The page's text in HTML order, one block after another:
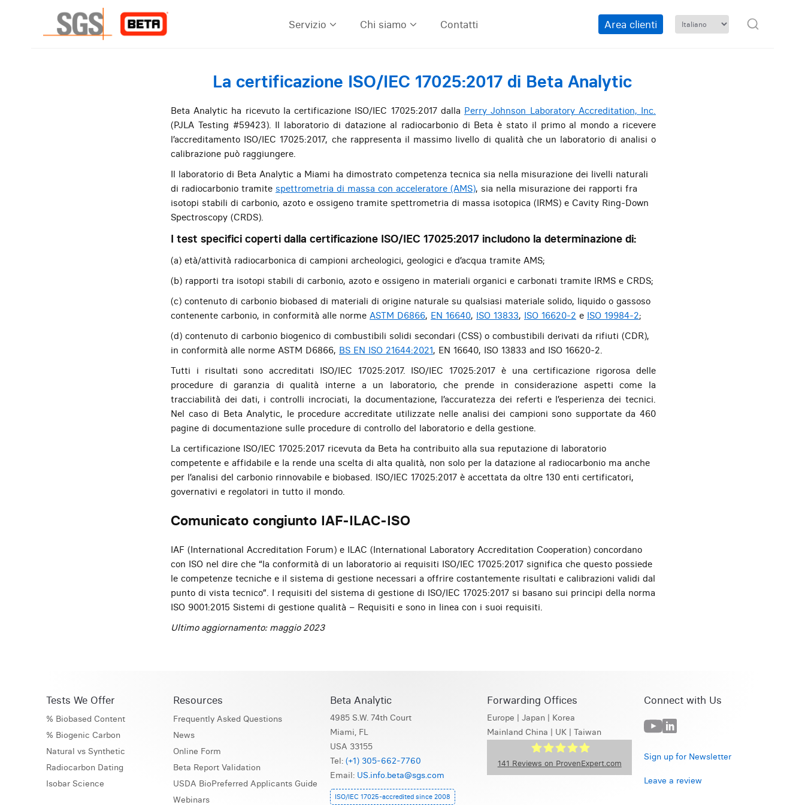
Servizio Chi siamo Contatti Area clienti
La certificazione ISO/IEC 17025:2017 di Beta Analytic
Beta Analytic ha ricevuto la certificazione ISO/IEC 17025:2017 dalla Perry Johnson Laboratory Accreditation, Inc.
(PJLA Testing #59423). Il laboratorio di datazione al radiocarbonio di Beta è stato il primo al mondo a ricevere
l’accreditamento ISO/IEC 17025:2017, che rappresenta il massimo livello di qualità che un laboratorio di analisi o
calibrazione può raggiungere.
Il laboratorio di Beta Analytic a Miami ha dimostrato competenza tecnica sia nella misurazione dei livelli naturali
di radiocarbonio tramite spettrometria di massa con acceleratore (AMS), sia nella misurazione dei rapporti fra
isotopi stabili di carbonio, azoto e ossigeno tramite spettrometria di massa isotopica (IRMS) e Cavity Ring-Down
Spectroscopy (CRDS).
I test specifici coperti dalla certificazione ISO/IEC 17025:2017 includono la determinazione di:
(a) età/attività radiocarbonica di campioni archeologici, geologici e d’acqua tramite AMS;
(b) rapporti tra isotopi stabili di carbonio, azoto e ossigeno in materiali organici e carbonati tramite IRMS e CRDS;
(c) contenuto di carbonio biobased di materiali di origine naturale su qualsiasi materiale solido, liquido o gassoso
contenente carbonio, in conformità alle norme ASTM D6866, EN 16640, ISO 13833, ISO 16620-2 e ISO 19984-2;
(d) contenuto di carbonio biogenico di combustibili solidi secondari (CSS) o combustibili derivati da rifiuti (CDR),
in conformità alle norme ASTM D6866, BS EN ISO 21644:2021, EN 16640, ISO 13833 and ISO 16620-2.
Tutti i risultati sono accreditati ISO/IEC 17025:2017. ISO/IEC 17025:2017 è una certificazione rigorosa delle
procedure di garanzia di qualità interne a un laboratorio, che prende in considerazione aspetti come la
tracciabilità dei dati, i controlli incrociati, la documentazione, l’accuratezza dei referti e l’esperienza dei tecnici.
Nel caso di Beta Analytic, le procedure accreditate utilizzate nelle analisi dei campioni sono supportate da 460
pagine di documentazione sulle procedure di controllo del laboratorio e della gestione.
La certificazione ISO/IEC 17025:2017 ricevuta da Beta ha contribuito alla sua reputazione di laboratorio
competente e affidabile e la rende una scelta di alta qualità, non solo per la datazione al radiocarbonio ma anche
per l’analisi del carbonio rinnovabile e biobased. ISO/IEC 17025:2017 è accettata da oltre 130 enti certificatori,
governativi e regolatori in tutto il mondo.
Comunicato congiunto IAF-ILAC-ISO
IAF (International Accreditation Forum) e ILAC (International Laboratory Accreditation Cooperation) concordano
con ISO nel dire che “la conformità di un laboratorio ai requisiti ISO/IEC 17025:2017 significa che questo possiede
le competenze tecniche e il sistema di gestione necessari a offrire costantemente risultati e calibrazioni validi dal
punto di vista tecnico”. I requisiti del sistema di gestione di ISO/IEC 17025:2017 si basano sui principi della norma
ISO 9001:2015 Sistemi di gestione qualità – Requisiti e sono in linea con i suoi requisiti.
Ultimo aggiornamento: maggio 2023
Tests We Offer
% Biobased Content
% Biogenic Carbon
Natural vs Synthetic
Radiocarbon Dating
Isobar Science
Resources
Frequently Asked Questions
News
Online Form
Beta Report Validation
USDA BioPreferred Applicants Guide
Webinars
Beta Analytic
4985 S.W. 74th Court
Miami, FL
USA 33155
Tel: (+1) 305-662-7760
Email: US.info.beta@sgs.com
ISO/IEC 17025-accredited since 2008
Forwarding Offices
Europe |Japan | Korea
Mainland China | UK |Taiwan
141 Reviews on ProvenExpert.com
Connect with Us
Sign up for Newsletter
Leave a review